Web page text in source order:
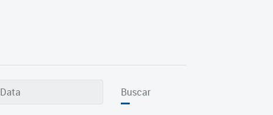
Buscar